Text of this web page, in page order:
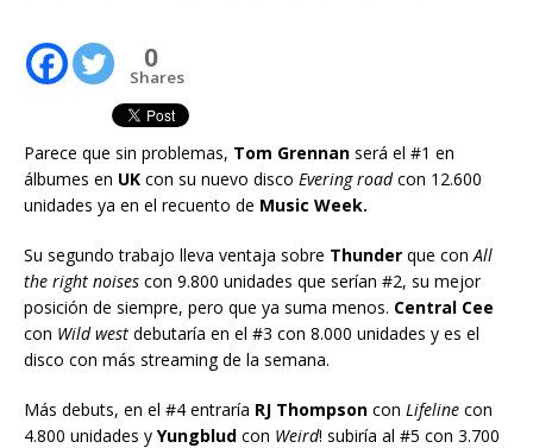
0
Shares
Parece que sin problemas, Tom Grennan será el #1 en
álbumes en UK con su nuevo disco Evering roadcon 12.600
unidades ya en el recuento de Music Week.
Su segundo trabajo lleva ventaja sobre Thunder que con All
the right noises con 9.800 unidades que serían #2, su mejor
posición de siempre, pero que ya suma menos. Central Cee
con Wild west debutaría en el #3 con 8.000 unidades y es el
disco con más streaming de la semana.
Más debuts, en el #4 entraría RJ Thompson con Lifeline con
4.800 unidades y Yungblud con Weird! subiría al #5 con 3.700